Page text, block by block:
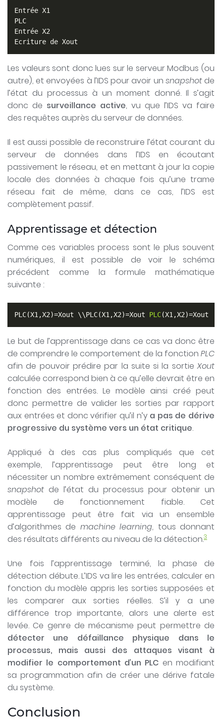
Entrée X1
PLC
Entrée X2
Ecriture de Xout
Les valeurs sont donc lues sur le serveur Modbus (ou
autre), et envoyées à l’IDS pour avoir un snapshotde
l’état du processus à un moment donné. Il s’agit
donc de surveillance active, vu que l’IDS va faire
des requêtes auprès du serveur de données.
Il est aussi possible de reconstruire l’état courant du
serveur de données dans l’IDS en écoutant
passivement le réseau, et en mettant à jour la copie
locale des données à chaque fois qu’une trame
réseau fait de même, dans ce cas, l’IDS est
complètement passif.
Apprentissage et détection
Comme ces variables process sont le plus souvent
numériques, il est possible de voir le schéma
précédent comme la formule mathématique
suivante :
PLC(X1,X2)=Xout \\PLC(X1,X2)=Xout PLC(X1,X2)=Xout
Le but de l’apprentissage dans ce cas va donc être
de comprendre le comportement de la fonction PLC
afin de pouvoir prédire par la suite si la sortieXout
calculée correspond bien à ce qu’elle devrait être en
fonction des entrées. Le modèle ainsi créé peut
donc permettre de valider les sorties par rapport
aux entrées et donc vérifier qu’il n’y a pas de dérive
progressive du système vers un état critique.
Appliqué à des cas plus compliqués que cet
exemple, l’apprentissage peut être long et
nécessiter un nombre extrêmement conséquent de
snapshot de l’état du processus pour obtenir un
modèle de fonctionnement fiable. Cet
apprentissage peut être fait via un ensemble
d’algorithmes de machine learning, tous donnant
des résultats différents au niveau de la détection.3
Une fois l’apprentissage terminé, la phase de
détection débute. L’IDS va lire les entrées, calculer en
fonction du modèle appris les sorties supposées et
les comparer aux sorties réelles. S’il y a une
différence trop importante, alors une alerte est
levée. Ce genre de mécanisme peut permettre de
détecter une défaillance physique dans le
processus, mais aussi des attaques visant à
modifier le comportement d’un PLC en modifiant
sa programmation afin de créer une dérive fatale
du système.
Conclusion